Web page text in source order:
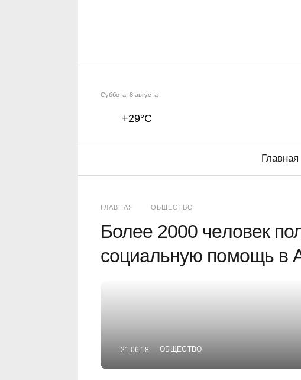
Главная
+29°C
Суббота, 8 августа
ГЛАВНАЯ ОБЩЕСТВО
Более 2000 человек
социальную помощь в
21.06.18 ОБЩЕСТВО